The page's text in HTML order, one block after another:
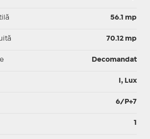
56.1 mp
70.12 mp
Decomandat
I, Lux
6/P+7
1